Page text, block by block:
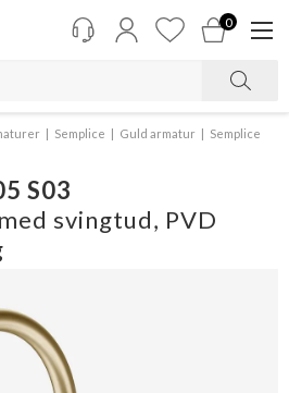
0
Semplice Guld armatur Semplice
S03
svingtud, PVD